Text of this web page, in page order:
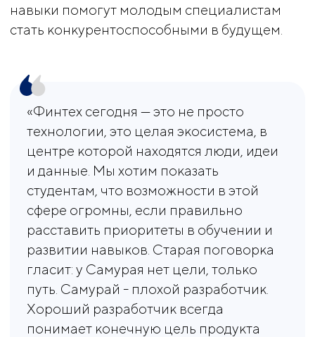
навыки помогут молодым специалистам
стать конкурентоспособными в будущем.
«Финтех сегодня — это не просто
технологии, это целая экосистема, в
центре которой находятся люди, идеи
и данные. Мы хотим показать
студентам, что возможности в этой
сфере огромны, если правильно
расставить приоритеты в обучении и
развитии навыков. Старая поговорка
гласит: у Самурая нет цели, только
путь. Самурай - плохой разработчик.
Хороший разработчик всегда
понимает конечную цель продукта